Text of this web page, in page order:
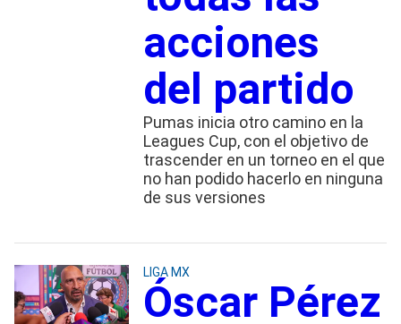
acciones
del partido
Pumas inicia otro camino en la
Leagues Cup, con el objetivo de
trascender en un torneo en el que
no han podido hacerlo en ninguna
de sus versiones
LIGA MX
Óscar Pérez